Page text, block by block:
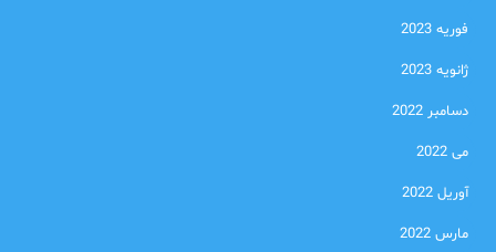
فوریه 2023
ژانویه 2023
دسامبر 2022
می 2022
آوریل 2022
مارس 2022